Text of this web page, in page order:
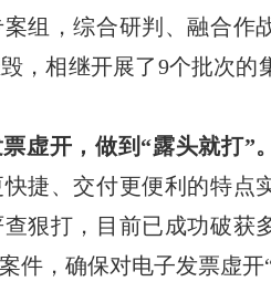
组，综合研判、融合作
，相继开展了9个批次的
虚开，做到“露头就打”
捷、交付更便利的特点
狠打，目前已成功破获
件，确保对电子发票虚开